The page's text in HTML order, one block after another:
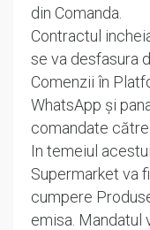
din Comanda.
Contractul
se va desfasura
Comenzii în
WhatsApp și
comandate către
In temeiul
Supermarket va
cumpere
emisa. Mandatul